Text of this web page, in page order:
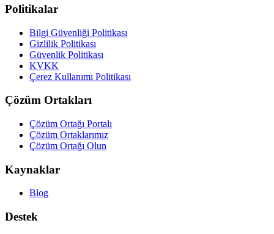
Politikalar
Bilgi Güvenliği Politikası
Gizlilik Politikası
Güvenlik Politikası
KVKK
Çerez Kullanımı Politikası
Çözüm Ortakları
Çözüm Ortağı Portalı
Çözüm Ortaklarımız
Çözüm Ortağı Olun
Kaynaklar
Blog
Destek